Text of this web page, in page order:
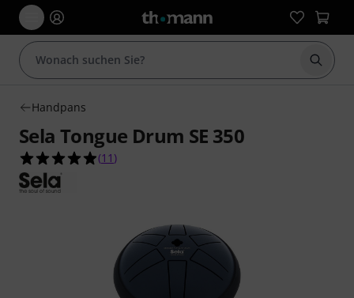
Suche
Handpans
Sela Tongue Drum SE 350
4.9 von 5 Sternen aus 11 Kundenbewertungen
(11 )